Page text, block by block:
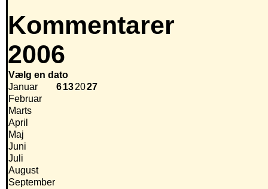
Kommentarer
2006
Vælg en dato
Januar
6132027
Februar
Marts
April
Maj
Juni
Juli
August
September